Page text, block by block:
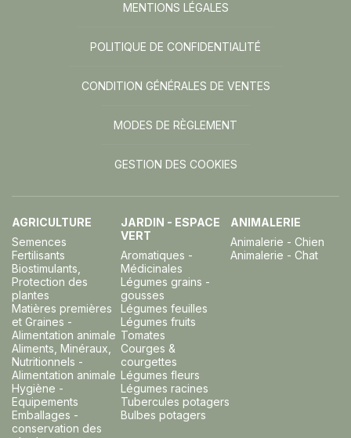
MENTIONS LÉGALES
POLITIQUE DE CONFIDENTIALITÉ
CONDITION GÉNÉRALES DE VENTES
MODES DE RÈGLEMENT
GESTION DES COOKIES
AGRICULTURE
Semences
Fertilisants
Biostimulants,
Protection des
plantes
Matières premières
et Graines -
Alimentation animale
Aliments, Minéraux,
Nutritionnels -
Alimentation animale
Hygiène -
Equipements
Emballages -
conservation des
JARDIN - ESPACE
VERT
Aromatiques -
Médicinales
Légumes grains -
gousses
Légumes feuilles
Légumes fruits
Tomates
Courges &
courgettes
Légumes fleurs
Légumes racines
Tubercules potagers
Bulbes potagers
ANIMALERIE
Animalerie - Chien
Animalerie - Chat